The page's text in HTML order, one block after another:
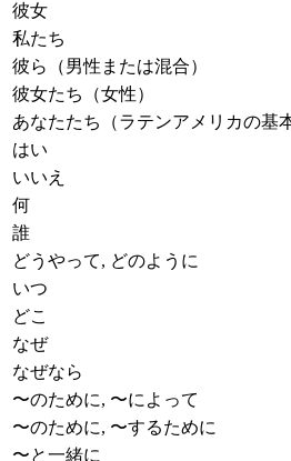
彼女
私たち
彼ら（男性または混合）
彼女たち（女性）
あなたたち（ラテンアメリカの基
はい
いいえ
何
誰
どうやって, どのように
いつ
どこ
なぜ
なぜなら
〜のために, 〜によって
〜のために, 〜するために
〜と一緒に